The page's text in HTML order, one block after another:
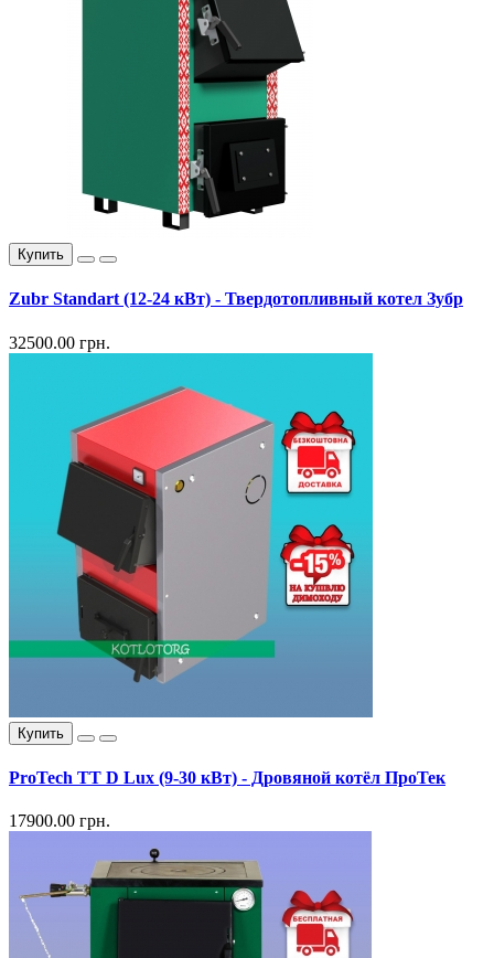
Купить
Zubr Standart (12-24 кВт) - Твердотопливный котел Зубр
32500.00 грн.
Купить
ProTech TT D Lux (9-30 кВт) - Дровяной котёл ПроТек
17900.00 грн.